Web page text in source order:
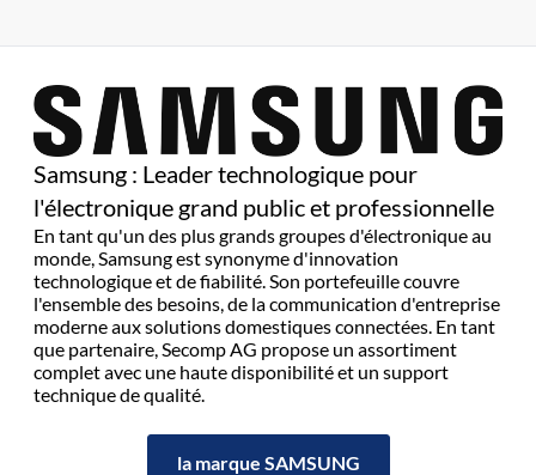
Samsung : Leader technologique pour
l'électronique grand public et professionnelle
En tant qu'un des plus grands groupes d'électronique au
monde, Samsung est synonyme d'innovation
technologique et de fiabilité. Son portefeuille couvre
l'ensemble des besoins, de la communication d'entreprise
moderne aux solutions domestiques connectées. En tant
que partenaire, Secomp AG propose un assortiment
complet avec une haute disponibilité et un support
technique de qualité.
la marque SAMSUNG